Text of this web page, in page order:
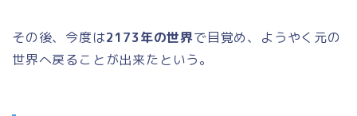
その後、今度は2173年の世界で目覚め、ようやく元の
世界へ戻ることが出来たという。